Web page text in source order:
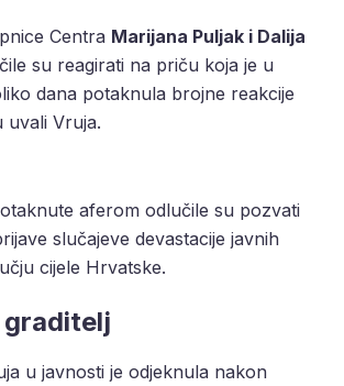
Centra Marijana Puljak i Dalija
su reagirati na priču koja je u
dana potaknula brojne reakcije
uvali Vruja.
aferom odlučile su pozvati
slučajeve devastacije javnih
cijele Hrvatske.
graditelj
u javnosti je odjeknula nakon